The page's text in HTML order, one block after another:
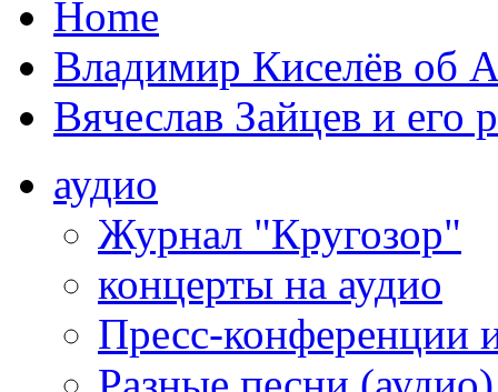
Home
Владимир Киселёв об
Вячеслав Зайцев и его
аудио
Журнал "Кругозор"
концерты на аудио
Пресс-конференции